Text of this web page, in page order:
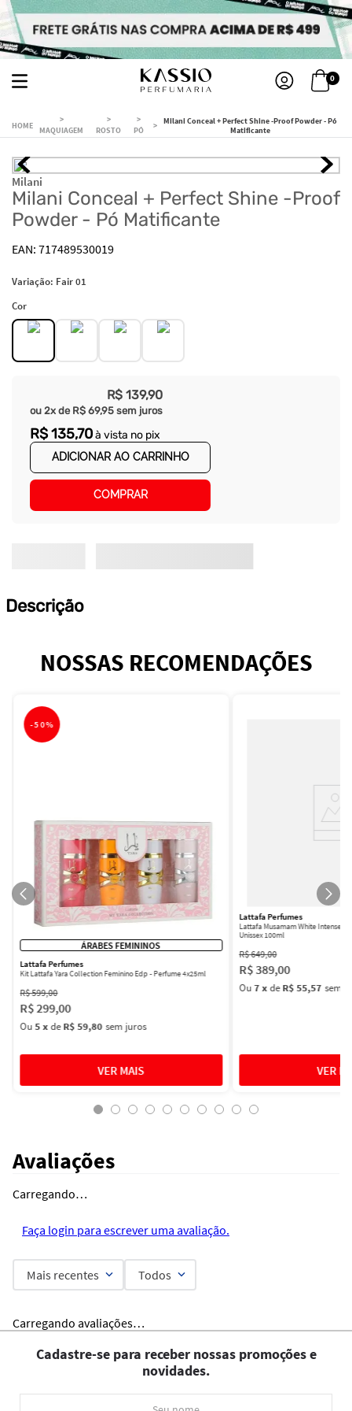
0
MAQUIAGEM ROSTO PÓ
Milani Conceal + Perfect Shine -Proof Powder - Pó
Matificante
Milani
Milani Conceal + Perfect Shine -Proof
Powder - Pó Matificante
717489530019
Variação: Fair 01
Cor
R$ 139,90
ou 2x de R$ 69,95 sem juros
R$135,70à vista no pix
ADICIONAR AO CARRINHO
COMPRAR
Descrição
NOSSAS RECOMENDAÇÕES
-50%
ÁRABES FEMININOS
Lattafa Perfumes
Kit Lattafa Yara Collection Feminino Edp - Perfume 4x25ml
R$599,00
R$299,00
Ou5 xdeR$ 59,80 sem juros
Lattafa Perfumes
Lattafa Musamam White Intense
Unissex 100ml
R$649,00
R$389,00
Ou7xdeR$ 55,57 sem
Avaliações
Carregando…
Faça login para escrever uma avaliação.
Mais recentes Todos
Carregando avaliações…
Cadastre-se para receber nossas promoções e
novidades.